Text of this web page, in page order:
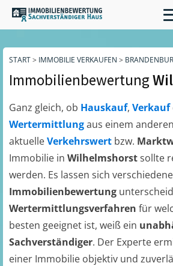
START> IMMOBILIE VERKAUFEN >
Immobilienbewertung
Ganz gleich, ob Hauskauf, Verkauf
Wertermittlungaus einem
aktuelleVerkehrswert bzw.
Immobilie in Wilhelmshorstsollte
werden. Es lassen sich verschiedene
Immobilienbewertung
Wertermittlungsverfahren für
besten geeignet ist, weiß ein
Sachverständiger. Der Experte
einer Immobilie objektiv und